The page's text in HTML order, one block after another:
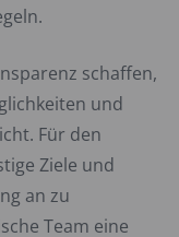
schaffen,
und
Für den
Ziele und
an zu
Team eine